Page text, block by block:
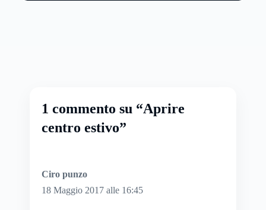
1 commento su “Aprire
centro estivo”
Ciro punzo
18 Maggio 2017 alle 16:45